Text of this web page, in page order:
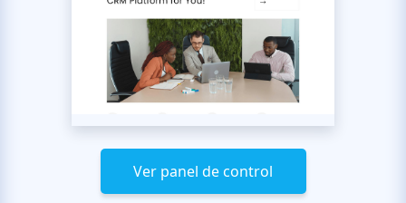
Ver panel de control